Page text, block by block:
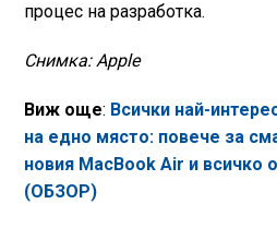
процес на разработка.
Снимка: Apple
Виж още: Всички най-
на едно място: повече за
новия MacВook Air и всичко
(ОБЗОР)